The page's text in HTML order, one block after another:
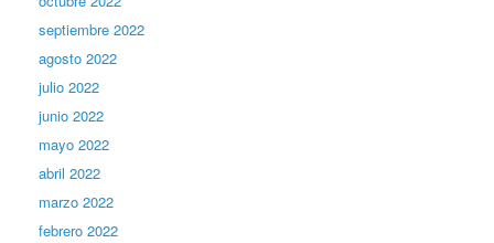
septiembre 2022
agosto 2022
julio 2022
junio 2022
mayo 2022
abril 2022
marzo 2022
febrero 2022